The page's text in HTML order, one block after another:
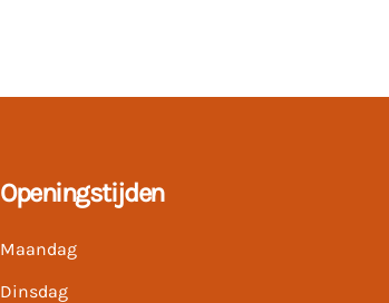
Openingstijden
Maandag
Dinsdag